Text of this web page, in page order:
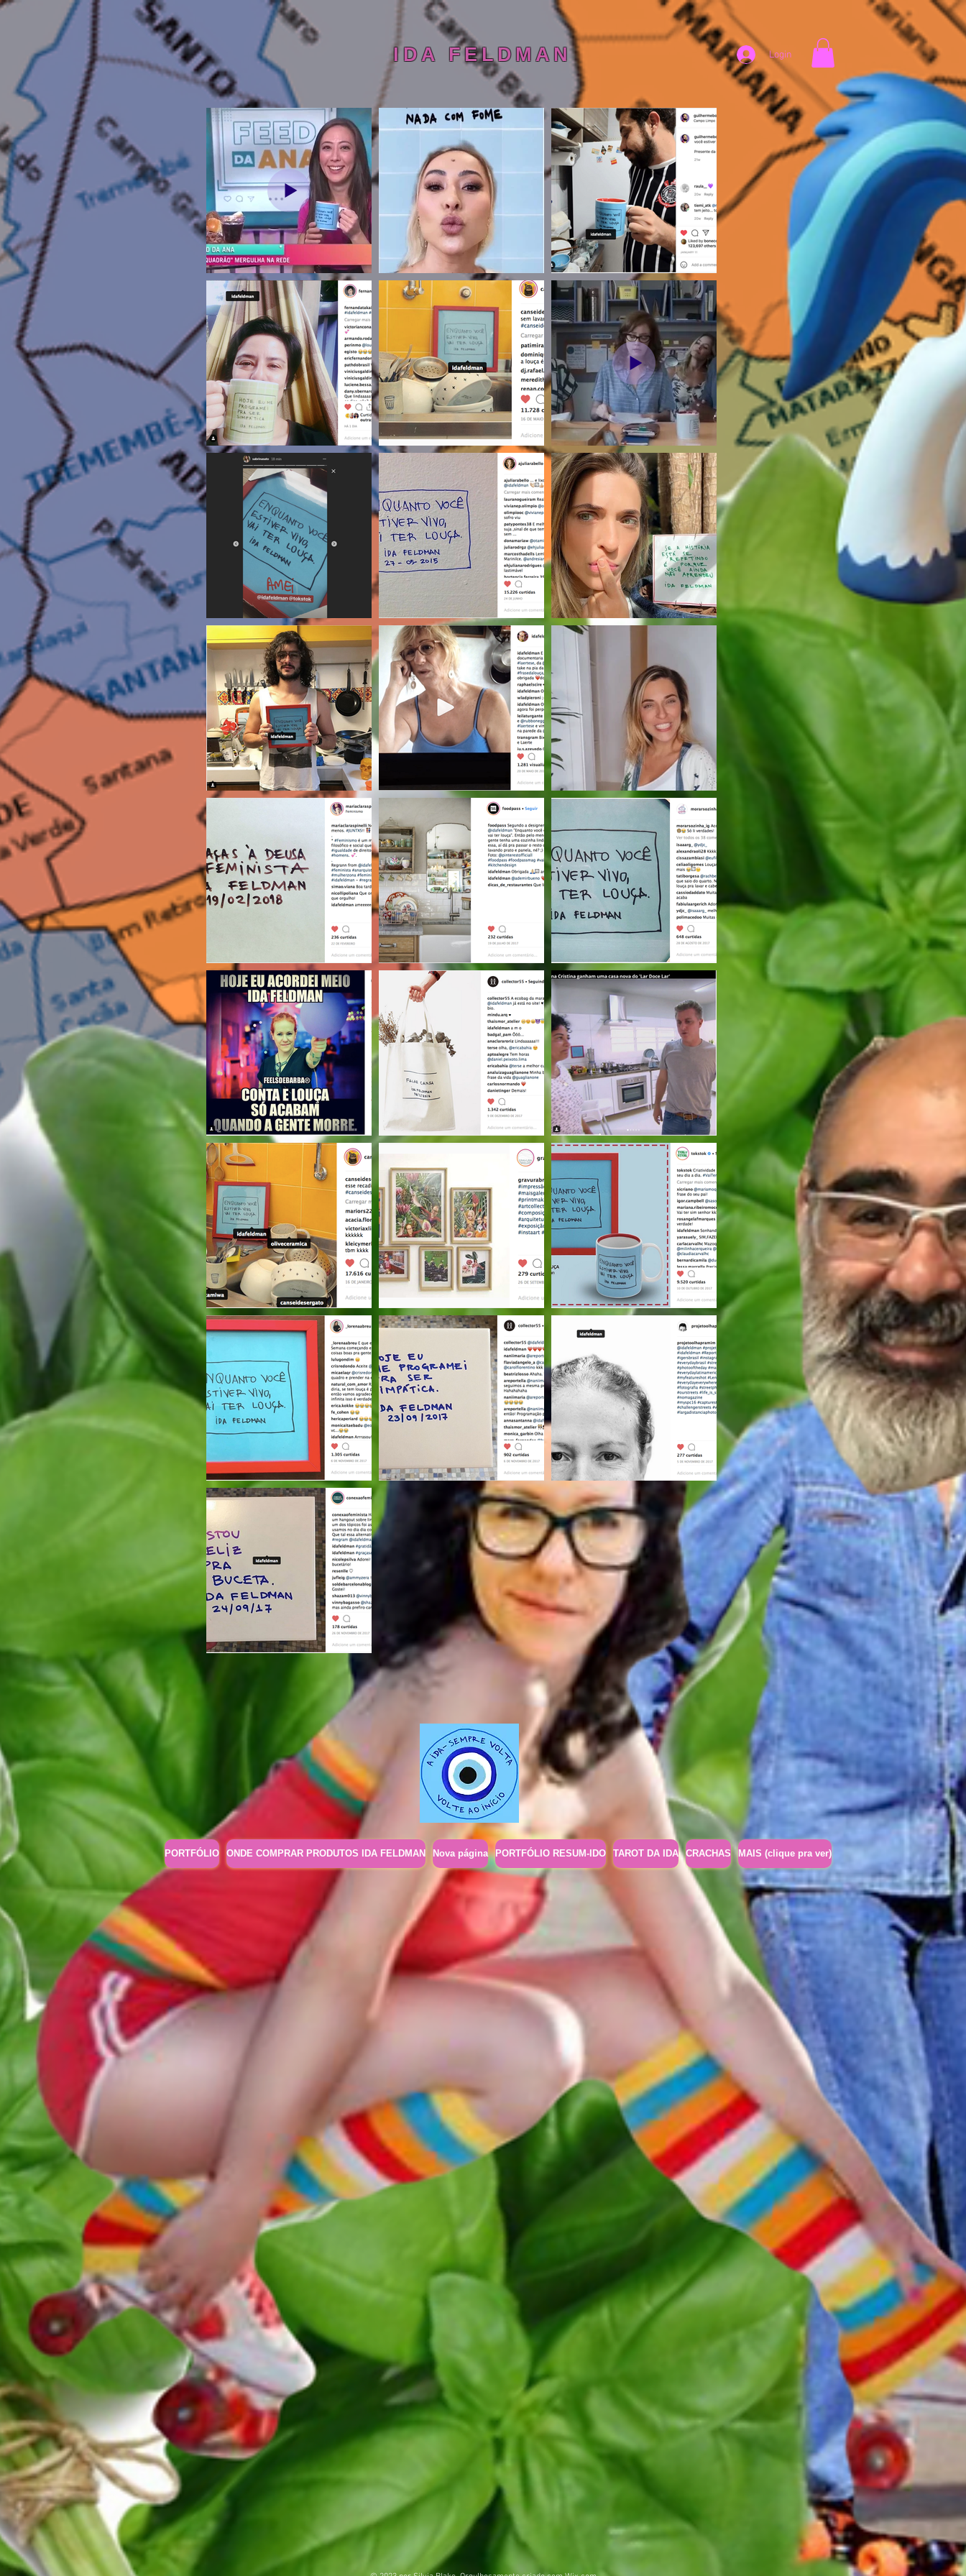
IDA FELDMAN Login
PORTFÓLIO ONDE COMPRAR PRODUTOS IDA FELDMAN Nova página PORTFÓLIO RESUM-IDO TAROT DA IDA CRACHAS MAIS (clique pra ver)